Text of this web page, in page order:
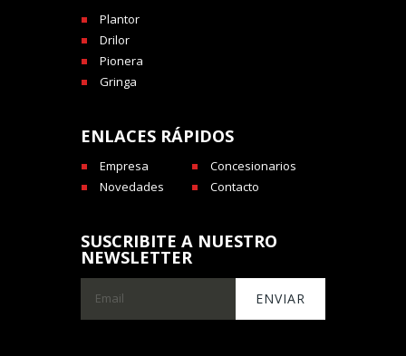
Plantor
Drilor
Pionera
Gringa
ENLACES RÁPIDOS
Empresa
Concesionarios
Novedades
Contacto
SUSCRIBITE A NUESTRO
NEWSLETTER